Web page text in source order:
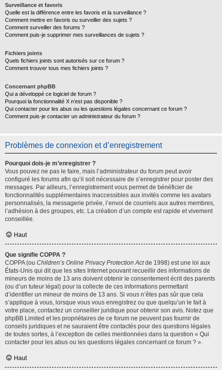
Surveillance et favoris
Quelle est la différence entre les favoris et la surveillance ?
Comment mettre en favoris ou surveiller des sujets ?
Comment surveiller des forums ?
Comment puis-je supprimer mes surveillances de sujets ?
Fichiers joints
Quels fichiers joints sont autorisés sur ce forum ?
Comment trouver tous mes fichiers joints ?
Concernant phpBB
Qui a développé ce logiciel de forum ?
Pourquoi la fonctionnalité X n’est pas disponible ?
Qui contacter pour les abus ou les questions légales concernant ce forum ?
Comment puis-je contacter un administrateur du forum ?
Problèmes de connexion et d’enregistrement
Pourquoi dois-je m’enregistrer ?
Vous pouvez ne pas le faire, mais l’administrateur du forum peut avoir
configuré les forums afin qu’il soit nécessaire de s’enregistrer pour poster des
messages. Par ailleurs, l’enregistrement vous permet de bénéficier de
fonctionnalités supplémentaires inaccessibles aux invités comme les avatars
personnalisés, la messagerie privée, l’envoi de courriels aux autres membres,
l’adhésion à des groupes, etc. La création d’un compte est rapide et vivement
conseillée.
Haut
Que signifie COPPA ?
COPPA (ou Children’s Online Privacy Protection Actde 1998) est une loi aux
États-Unis qui dit que les sites Internet pouvant recueillir des informations de
mineurs de moins de 13 ans doivent obtenir le consentement écrit des parents
(ou d’un tuteur légal) pour la collecte de ces informations permettant
d’identifier un mineur de moins de 13 ans. Si vous n’êtes pas sûr que cela
s’applique à vous, lorsque vous vous enregistrez ou que quelqu’un le fait à
votre place, contactez un conseiller juridique pour obtenir son avis. Notez que
phpBB Limited et les propriétaires de ce forum ne peuvent pas fournir de
conseils juridiques et ne sauraient être contactés pour des questions légales
de toutes sortes, à l’exception de celles mentionnées dans la question « Qui
contacter pour les abus ou les questions légales concernant ce forum ? ».
Haut